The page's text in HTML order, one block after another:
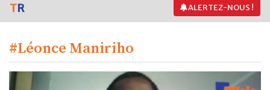
ALERTEZ-NOUS !
TR
#Léonce Maniriho